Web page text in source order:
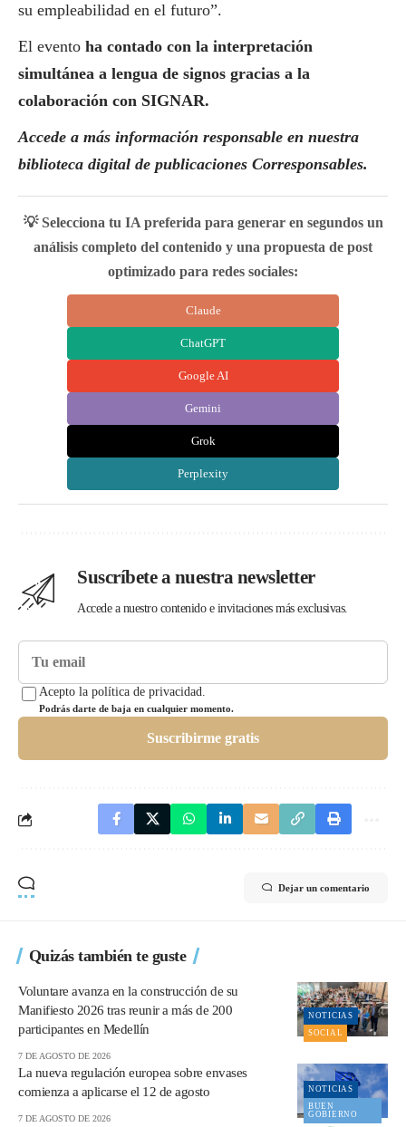
su empleabilidad en el futuro”.
El evento ha contado con la interpretación
simultánea a lengua de signos gracias a la
colaboración con SIGNAR.
Accede a más información responsable en nuestra
biblioteca digital de publicaciones Corresponsables.
💡 Selecciona tu IA preferida para generar en segundos un
análisis completo del contenido y una propuesta de post
optimizado para redes sociales:
Claude
ChatGPT
Google AI
Gemini
Grok
Perplexity
Suscríbete a nuestra newsletter
Accede a nuestro contenido e invitaciones más exclusivas.
Acepto la política de privacidad.
Podrás darte de baja en cualquier momento.
Suscribirme gratis
Dejar un comentario
Quizás también te guste
NOTICIAS
SOCIAL
Voluntare avanza en la construcción de su
Manifiesto 2026 tras reunir a más de 200
participantes en Medellín
7 DE AGOSTO DE 2026
NOTICIAS
BUEN
GOBIERNO
La nueva regulación europea sobre envases
comienza a aplicarse el 12 de agosto
7 DE AGOSTO DE 2026